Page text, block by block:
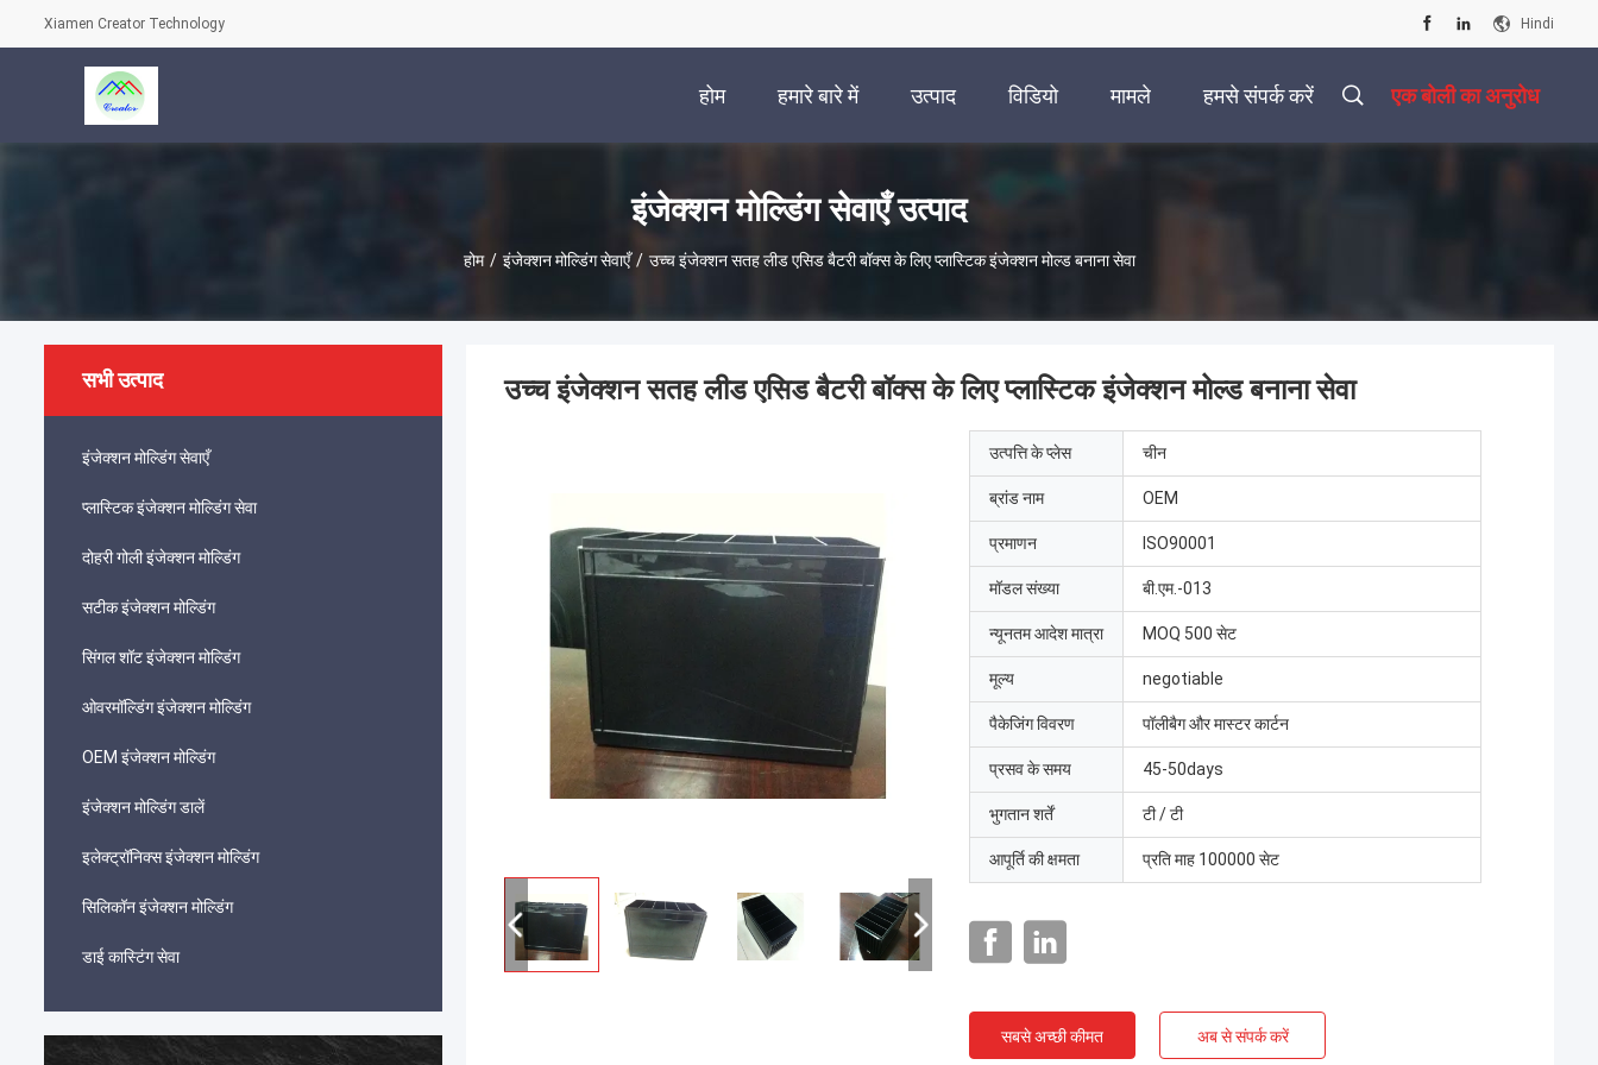
Xiamen Creator Technology Hindi
होम हमारे बारे में उत्पाद विडियो मामले हमसे संपर्क करें एक बोली का अनुरोध
इंजेक्शन मोल्डिंग सेवाएँ उत्पाद
होम / इंजेक्शन मोल्डिंग सेवाएँ / उच्च इंजेक्शन सतह लीड एसिड बैटरी बॉक्स के लिए प्लास्टिक इंजेक्शन मोल्ड बनाना सेवा
सभी उत्पाद
इंजेक्शन मोल्डिंग सेवाएँ
प्लास्टिक इंजेक्शन मोल्डिंग सेवा
दोहरी गोली इंजेक्शन मोल्डिंग
सटीक इंजेक्शन मोल्डिंग
सिंगल शॉट इंजेक्शन मोल्डिंग
ओवरमॉल्डिंग इंजेक्शन मोल्डिंग
OEM इंजेक्शन मोल्डिंग
इंजेक्शन मोल्डिंग डालें
इलेक्ट्रॉनिक्स इंजेक्शन मोल्डिंग
सिलिकॉन इंजेक्शन मोल्डिंग
डाई कास्टिंग सेवा
उच्च इंजेक्शन सतह लीड एसिड बैटरी बॉक्स के लिए प्लास्टिक इंजेक्शन मोल्ड बनाना सेवा
उत्पत्ति के प्लेस चीन
ब्रांड नाम OEM
प्रमाणन ISO90001
मॉडल संख्या बी.एम.-013
न्यूनतम आदेश मात्रा MOQ 500 सेट
मूल्य negotiable
पैकेजिंग विवरण पॉलीबैग और मास्टर कार्टन
प्रसव के समय 45-50days
भुगतान शर्तें टी / टी
आपूर्ति की क्षमता प्रति माह 100000 सेट
सबसे अच्छी कीमत अब से संपर्क करें